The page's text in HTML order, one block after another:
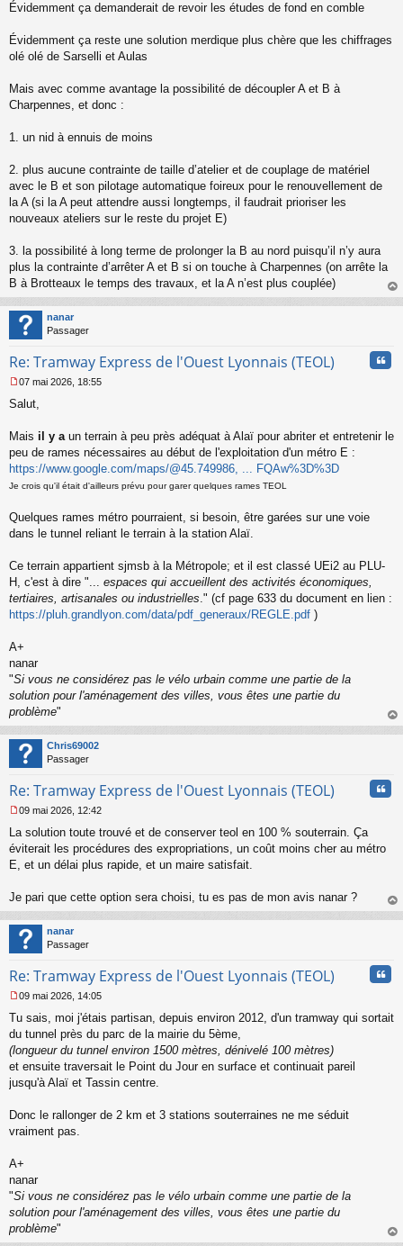
Évidemment ça demanderait de revoir les études de fond en comble
Évidemment ça reste une solution merdique plus chère que les chiffrages
olé olé de Sarselli et Aulas
Mais avec comme avantage la possibilité de découpler A et B à
Charpennes, et donc :
1. un nid à ennuis de moins
2. plus aucune contrainte de taille d’atelier et de couplage de matériel
avec le B et son pilotage automatique foireux pour le renouvellement de
la A (si la A peut attendre aussi longtemps, il faudrait prioriser les
nouveaux ateliers sur le reste du projet E)
3. la possibilité à long terme de prolonger la B au nord puisqu’il n’y aura
plus la contrainte d’arrêter A et B si on touche à Charpennes (on arrête la
B à Brotteaux le temps des travaux, et la A n’est plus couplée)
au
nanar
Passager
Re: Tramway Express de l'Ouest Lyonnais (TEOL)
e
s
g
e
n
n
u
07 mai 2026, 18:55
Salut,
Mais il y aun terrain à peu près adéquat à Alaï pour abriter et entretenir le
peu de rames nécessaires au début de l'exploitation d'un métro E :
https://www.google.com/maps/@45.749986, ... FQAw%3D%3D
Je crois qu'il était d'ailleurs prévu pour garer quelques rames TEOL
Quelques rames métro pourraient, si besoin, être garées sur une voie
dans le tunnel reliant le terrain à la station Alaï.
Ce terrain appartient sjmsb à la Métropole; et il est classé UEi2 au PLU-
H, c'est à dire "... espaces qui accueillent des activités économiques,
tertiaires, artisanales ou industrielles." (cf page 633 du document en lien :
https://pluh.grandlyon.com/data/pdf_generaux/REGLE.pdf )
A+
nanar
"Si vous ne considérez pas le vélo urbain comme une partie de la
solution pour l'aménagement des villes, vous êtes une partie du
problème"
au
Chris69002
Passager
Re: Tramway Express de l'Ouest Lyonnais (TEOL)
e
s
a
e
n
o
n
l
09 mai 2026, 12:42
La solution toute trouvé et de conserver teol en 100 % souterrain. Ça
éviterait les procédures des expropriations, un coût moins cher au métro
E, et un délai plus rapide, et un maire satisfait.
Je pari que cette option sera choisi, tu es pas de mon avis nanar ?
au
nanar
Passager
Re: Tramway Express de l'Ouest Lyonnais (TEOL)
e
s
s
g
e
o
n
09 mai 2026, 14:05
Tu sais, moi j'étais partisan, depuis environ 2012, d'un tramway qui sortait
du tunnel près du parc de la mairie du 5ème,
(longueur du tunnel environ 1500 mètres, dénivelé 100 mètres)
et ensuite traversait le Point du Jour en surface et continuait pareil
jusqu'à Alaï et Tassin centre.
Donc le rallonger de 2 km et 3 stations souterraines ne me séduit
vraiment pas.
A+
nanar
"Si vous ne considérez pas le vélo urbain comme une partie de la
solution pour l'aménagement des villes, vous êtes une partie du
problème"